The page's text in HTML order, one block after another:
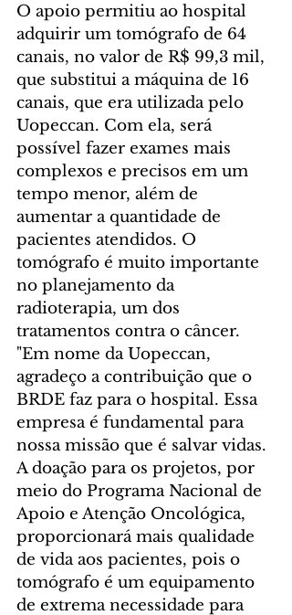
O apoio permitiu ao hospital
adquirir um tomógrafo de 64
canais, no valor de R$ 99,3 mil,
que substitui a máquina de 16
canais, que era utilizada pelo
Uopeccan. Com ela, será
possível fazer exames mais
complexos e precisos em um
tempo menor, além de
aumentar a quantidade de
pacientes atendidos. O
tomógrafo é muito importante
no planejamento da
radioterapia, um dos
tratamentos contra o câncer.
"Em nome da Uopeccan,
agradeço a contribuição que o
BRDE faz para o hospital. Essa
empresa é fundamental para
nossa missão que é salvar vidas.
A doação para os projetos, por
meio do Programa Nacional de
Apoio e Atenção Oncológica,
proporcionará mais qualidade
de vida aos pacientes, pois o
tomógrafo é um equipamento
de extrema necessidade para